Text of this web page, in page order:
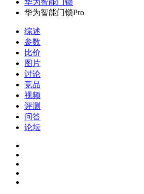
华为智能门锁Pro
综述
参数
比价
图片
讨论
竞品
视频
评测
问答
论坛